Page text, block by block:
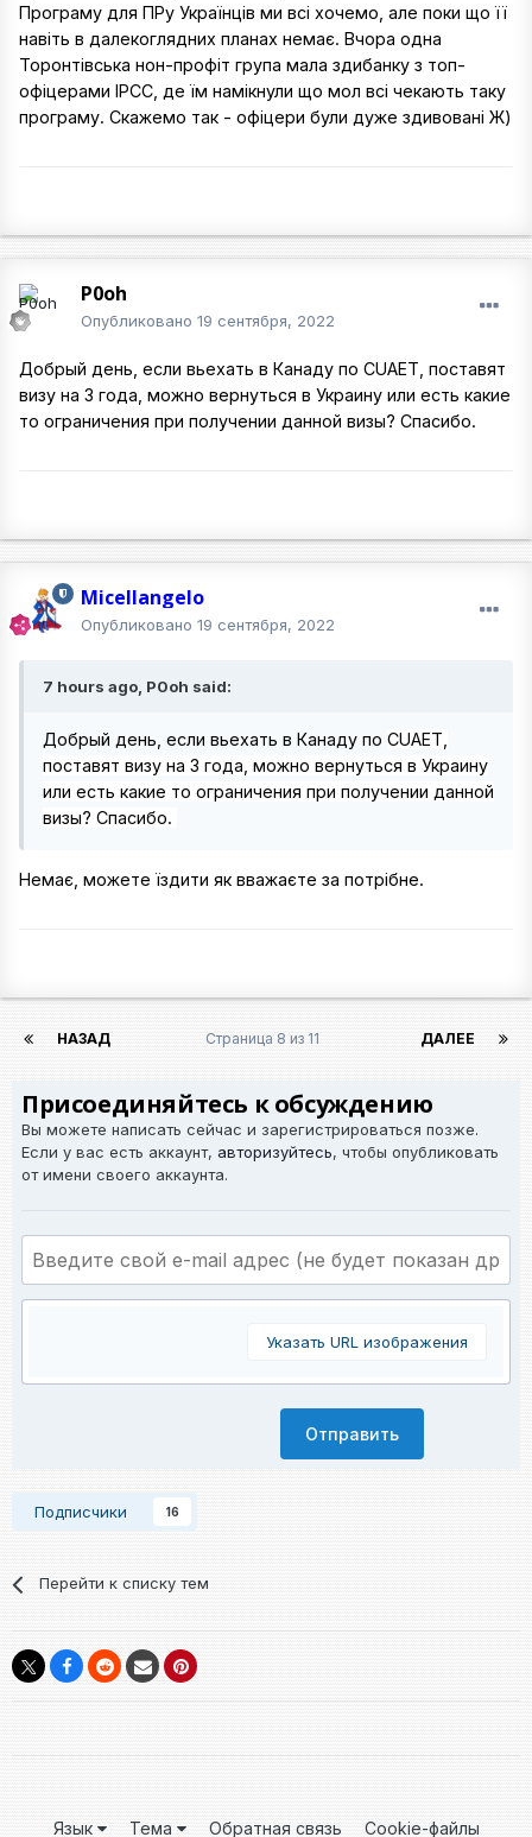
Програму для ПРу Українців ми всі хочемо, але поки що її
навіть в далекоглядних планах немає. Вчора одна
Торонтівська нон-профіт група мала здибанку з топ-
офіцерами ІРСС, де їм намікнули що мол всі чекають таку
програму. Скажемо так - офіцери були дуже здивовані Ж)
P0oh
Опубликовано 19 сентября, 2022
Добрый день, если вьехать в Канаду по CUAET, поставят
визу на 3 года, можно вернуться в Украину или есть какие
то ограничения при получении данной визы? Спасибо.
Micellangelo
Опубликовано 19 сентября, 2022
7 hours ago, P0oh said:
Добрый день, если вьехать в Канаду по CUAET,
поставят визу на 3 года, можно вернуться в Украину
или есть какие то ограничения при получении данной
визы? Спасибо.
Немає, можете їздити як вважаєте за потрібне.
НАЗАД ДАЛЕЕ
Страница 8 из 11
Присоединяйтесь к обсуждению
Вы можете написать сейчас и зарегистрироваться позже.
Если у вас есть аккаунт, авторизуйтесь, чтобы опубликовать
от имени своего аккаунта.
Указать URL изображения
Отправить
Подписчики 16
Перейти к списку тем
Язык Тема Обратная связь Cookie-файлы